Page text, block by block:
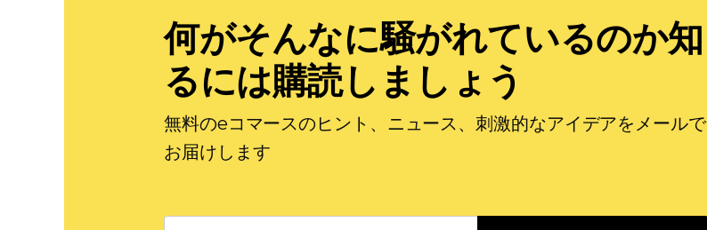
何がそんなに騒がれているのか知
るには購読しましょう
無料のeコマースのヒント、ニュース、刺激的なアイデアをメールで
お届けします